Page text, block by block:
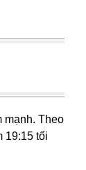
mạnh. Theo
19:15 tối